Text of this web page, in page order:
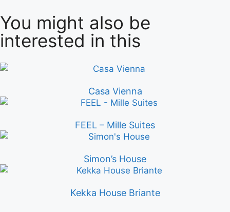
You might also be
interested in this
Casa Vienna
FEEL – Mille Suites
Simon’s House
Kekka House Briante